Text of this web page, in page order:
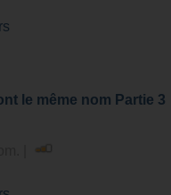
le même nom Partie 3